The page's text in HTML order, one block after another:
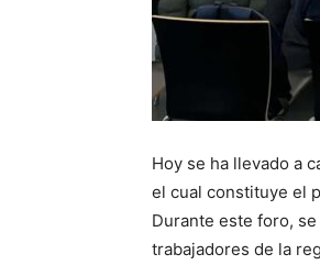
Hoy se ha llevado a
el cual constituye el
Durante este foro,
trabajadores de la